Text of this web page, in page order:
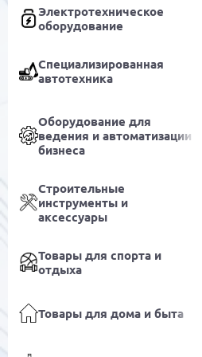
Электротехническое
оборудование
Специализированная
автотехника
Оборудование для
ведения и автоматизации
бизнеса
Строительные
инструменты и
аксессуары
Товары для спорта и
отдыха
Товары для дома и быта